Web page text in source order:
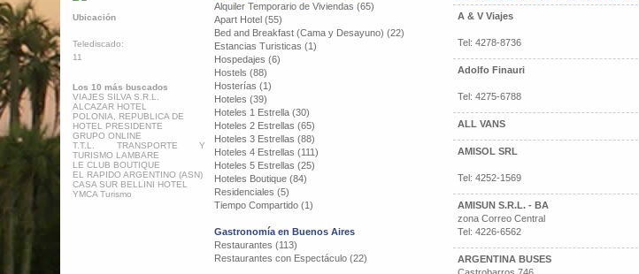
Ubicación
Telediscado:
11
Los 10 más buscados
VIAJES SILVA S.R.L.
ALCAZAR HOTEL
POLONIA, REPUBLICA DE
HOTEL PRESIDENTE
GRUPO ONLINE
T.T.L. TRANSPORTE Y
TURISMO LAMBARE
LE CLUB BOUTIQUE
EL RAPIDO ARGENTINO (ASN)
CASA SUR BELLINI HOTEL
YMCA Turismo
Alquiler Temporario de Viviendas (65)
Apart Hotel (55)
Bed and Breakfast (Cama y Desayuno) (22)
Estancias Turisticas (1)
Hospedajes (6)
Hostels (88)
Hosterías (1)
Hoteles (39)
Hoteles 1 Estrella (30)
Hoteles 2 Estrellas (65)
Hoteles 3 Estrellas (88)
Hoteles 4 Estrellas (111)
Hoteles 5 Estrellas (25)
Hoteles Boutique (84)
Residenciales (5)
Tiempo Compartido (1)
Gastronomía en Buenos Aires
Restaurantes (113)
Restaurantes con Espectáculo (22)
A & V Viajes
Tel: 4278-8736
Adolfo Finauri
Tel: 4275-6788
ALL VANS
AMISOL SRL
Tel: 4252-1569
AMISUN S.R.L. - BA
zona Correo Central
Tel: 4226-6562
ARGENTINA BUSES